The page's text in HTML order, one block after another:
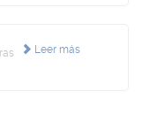
Leer más